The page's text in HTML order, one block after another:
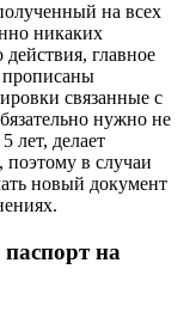
на всех
никаких
главное
прописаны
связанные с
нужно не
лет, делает
в случаи
новый документ
на